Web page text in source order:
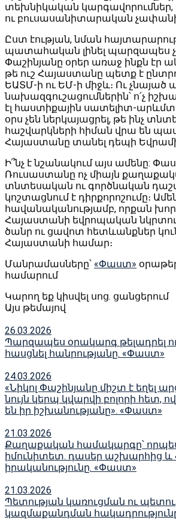
տեխնիկական
ու բուսասանիտարական
Ըստ էության, նման
պատահական լինել պարզապես
Փաշինյանը օրեր առաջ ինքն էր
թե ուշ Հայաստանը պետք է
ԵԱՏՄ-ի ու ԵՄ-ի միջև։ Ու
նախազգուշացումներին՝ ո՛չ
էլ հաստիքային սատելիտ-
օրս չեն ներկայացրել, թե ինչ
հաշվարկների հիման վրա են
Հայաստանը տանել դեպի
Ի՞նչ է նշանակում այս ամենը:
Ռուսաստանը ոչ միայն
տնտեսական ու գործնական
կոշտացնում է դիրքորոշումը։
հավանականությամբ, որքան
Հայաստանի եվրոպական
ծանր ու ցավոտ հետևանքներ
Հայաստանի համար։
Մանրամասները՝ «Փաստ»
համարում
Կարող եք կիսվել սոց․ ցանցերում
Այս թեմայով
26.03.2026
Պարզապես օրակարգ թելադրել
հասցնել հանրությանը. «Փաստ»
24.03.2026
«Նիկոլ Փաշինյանը միշտ է եղել
նույն կերպ կվարվի բոլորի հետ,
են իր իշխանությանը». «Փաստ»
21.03.2026
Քաղաքական համակարգը՝
իմունիտետ. դասեր աշխարհից
իրականությունը. «Փաստ»
21.03.2026
Պետության կառուցման ու
կազմաքանդման